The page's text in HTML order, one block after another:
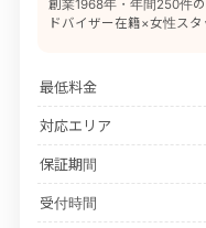
創業1968年・年間250件
ドバイザー在籍×女性ス
最低料金
対応エリア
保証期間
受付時間